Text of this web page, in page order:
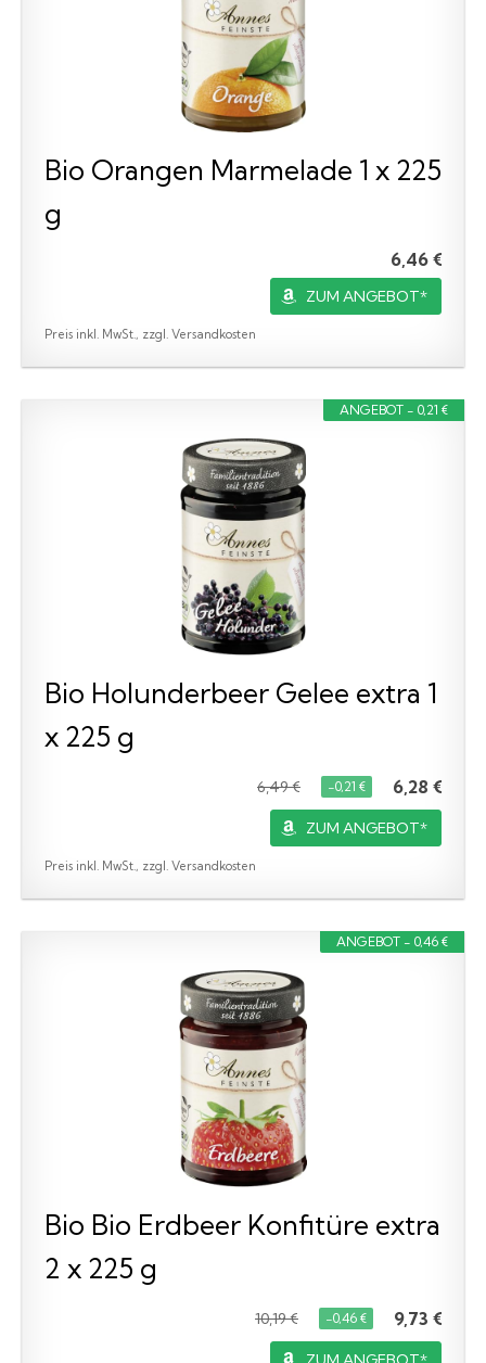
Bio Orangen Marmelade 1 x 225
g
6,46 €
ZUM ANGEBOT*
Preis inkl. MwSt., zzgl. Versandkosten
ANGEBOT - 0,21 €
Bio Holunderbeer Gelee extra 1
x 225 g
6,49 € −0,21 € 6,28 €
ZUM ANGEBOT*
Preis inkl. MwSt., zzgl. Versandkosten
ANGEBOT - 0,46 €
Bio Bio Erdbeer Konfitüre extra
2 x 225 g
10,19 € −0,46 € 9,73 €